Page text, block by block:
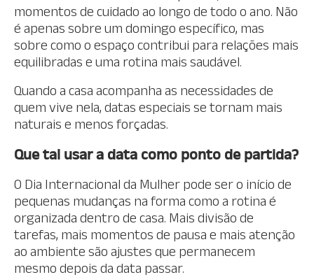
momentos de cuidado ao longo de todo o ano. Não
é apenas sobre um domingo específico, mas
sobre como o espaço contribui para relações mais
equilibradas e uma rotina mais saudável.
Quando a casa acompanha as necessidades de
quem vive nela, datas especiais se tornam mais
naturais e menos forçadas.
Que tal usar a data como ponto de partida?
O Dia Internacional da Mulher pode ser o início de
pequenas mudanças na forma como a rotina é
organizada dentro de casa. Mais divisão de
tarefas, mais momentos de pausa e mais atenção
ao ambiente são ajustes que permanecem
mesmo depois da data passar.